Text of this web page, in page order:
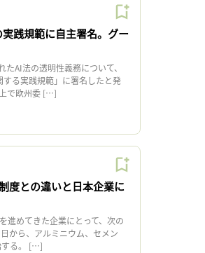
実践規範に自主署名。グー
AI法の透明性義務について、
る実践規範」に署名したと発
で欧州委 […]
度との違いと日本企業に
進めてきた企業にとって、次の
から、アルミニウム、セメン
する。 […]